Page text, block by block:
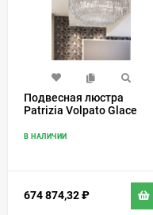
Подвесная люстра
Patrizia Volpato Glace
В НАЛИЧИИ
674 874,32₽